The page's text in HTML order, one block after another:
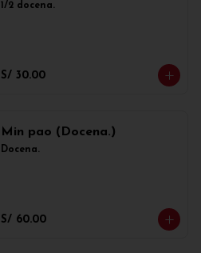
1/2 docena.
S/ 30.00
Min pao (Docena.)
Docena.
S/ 60.00